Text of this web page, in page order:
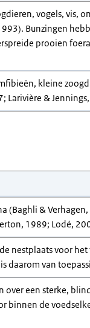
vogels, vis,
Bunzingen
prooien
kleine
Larivière &
(Baghli &
1989; Lodé,
nestplaats voor
daarom van
over een sterke,
binnen de